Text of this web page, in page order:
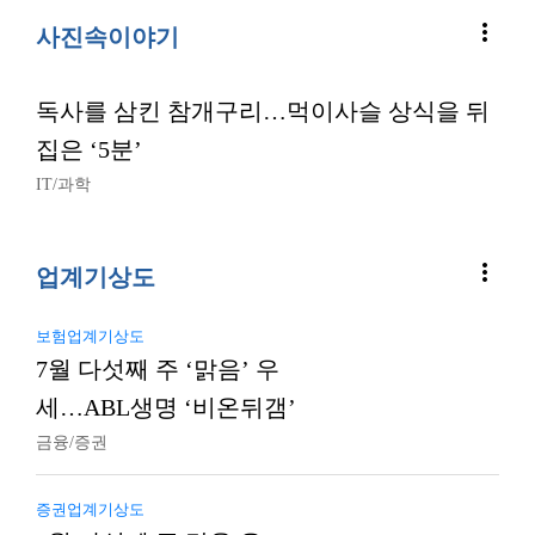
사진속이야기 more_vert
독사를 삼킨 참개구리…먹이사슬 상식을 뒤
집은 ‘5분’
IT/과학
업계기상도 more_vert
보험업계기상도
7월 다섯째 주 ‘맑음’ 우
세…ABL생명 ‘비온뒤갬’
금융/증권
증권업계기상도